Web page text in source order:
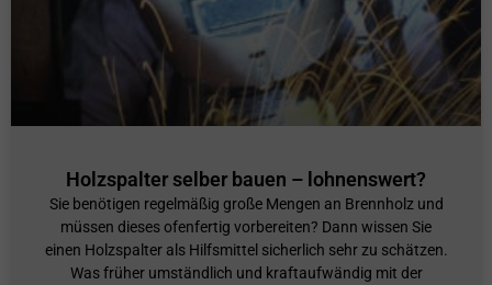
Holzspalter selber bauen – lohnenswert?
Sie benötigen regelmäßig große Mengen an Brennholz und
müssen dieses ofenfertig vorbereiten? Dann wissen Sie
einen Holzspalter als Hilfsmittel sicherlich sehr zu schätzen.
Was früher umständlich und kraftaufwändig mit der